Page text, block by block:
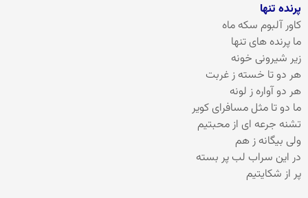
پرنده تنها
کاور آلبوم سکه ماه
ما پرنده های تنها
زیر شیرونی خونه
هر دو تا خسته ز غربت
هر دو آواره ز لونه
ما دو تا مثل مسافرای کویر
تشنه جرعه ای از محبتیم
ولی بیگانه ز هم
در این سراب لب پر بسته
پر از شکایتیم